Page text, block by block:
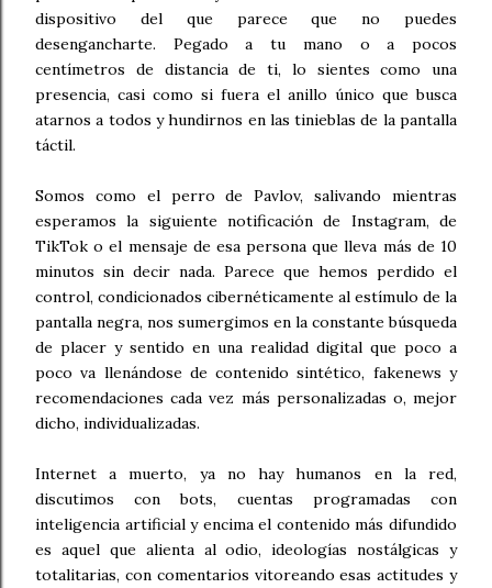
dispositivo del que parece que no puedes
desengancharte. Pegado a tu mano o a pocos
centímetros de distancia de ti, lo sientes como una
presencia, casi como si fuera el anillo único que busca
atarnos a todos y hundirnos en las tinieblas de la pantalla
táctil.
Somos como el perro de Pavlov, salivando mientras
esperamos la siguiente notificación de Instagram, de
TikTok o el mensaje de esa persona que lleva más de 10
minutos sin decir nada. Parece que hemos perdido el
control, condicionados cibernéticamente al estímulo de la
pantalla negra, nos sumergimos en la constante búsqueda
de placer y sentido en una realidad digital que poco a
poco va llenándose de contenido sintético, fakenews y
recomendaciones cada vez más personalizadas o, mejor
dicho, individualizadas.
Internet a muerto, ya no hay humanos en la red,
discutimos con bots, cuentas programadas con
inteligencia artificial y encima el contenido más difundido
es aquel que alienta al odio, ideologías nostálgicas y
totalitarias, con comentarios vitoreando esas actitudes y